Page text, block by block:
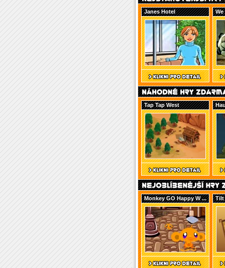
Janes Hotel We
Tap Tap West
Monkey GO Happy W ... Tilt